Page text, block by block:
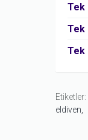
Tek
Tek
Tek
Etiketler:
eldiven,